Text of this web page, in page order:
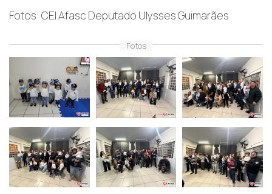
Fotos: CEI Afasc Deputado Ulysses Guimarães
Fotos